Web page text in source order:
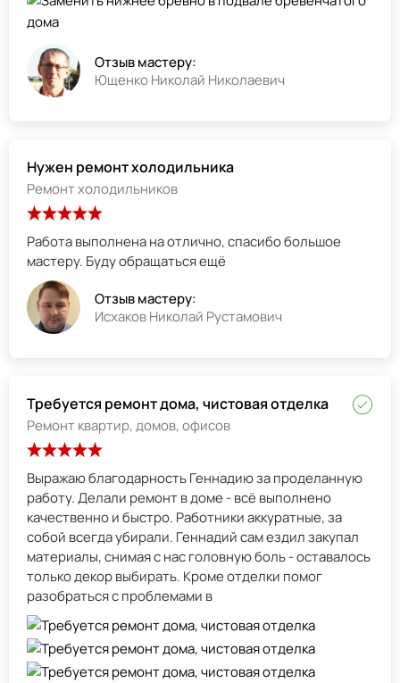
Отзыв мастеру:
Ющенко Николай Николаевич
Нужен ремонт холодильника
Ремонт холодильников
Работа выполнена на отлично, спасибо большое
мастеру. Буду обращаться ещё
Отзыв мастеру:
Исхаков Николай Рустамович
Требуется ремонт дома, чистовая отделка
Ремонт квартир, домов, офисов
Выражаю благодарность Геннадию за проделанную
работу. Делали ремонт в доме - всё выполнено
качественно и быстро. Работники аккуратные, за
собой всегда убирали. Геннадий сам ездил закупал
материалы, снимая с нас головную боль - оставалось
только декор выбирать. Кроме отделки помог
разобраться с проблемами в